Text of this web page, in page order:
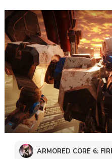
ARMORED CORE 6: